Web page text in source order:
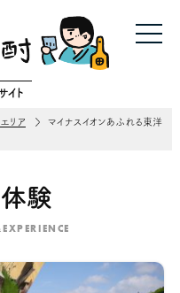
ト
リア
マイナスイオンあふれる東洋
体験